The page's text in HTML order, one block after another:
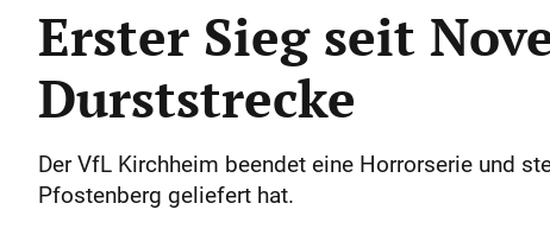
Erster Sieg seit
Durststrecke
Der VfL Kirchheim beendet eine Horrorserie und
Pfostenberg geliefert hat.